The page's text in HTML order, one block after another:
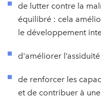
de lutter contre la
équilibré : cela
le développement
d'améliorer
de renforcer les
et de contribuer à